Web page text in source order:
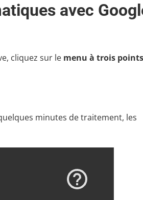
avec
cliquez sur le menu à trois points
minutes de traitement, les